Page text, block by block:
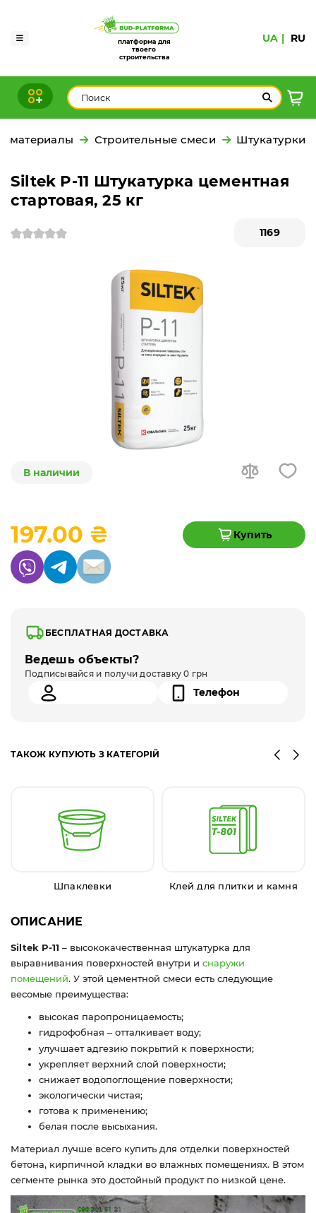
платформа для
твоего
строительства
UA RU
материалы Строительные смеси Штукатурки
Siltek P-11 Штукатурка цементная
стартовая, 25 кг
1169
В наличии
197.00 ₴ Купить
БЕСПЛАТНАЯ ДОСТАВКА
Ведешь объекты?
Подписывайся и получи доставку 0 грн
ТАКОЖ КУПУЮТЬ З КАТЕГОРІЙ
Шпаклевки Клей для плитки и камня
ОПИСАНИЕ
Siltek P-11 – высококачественная штукатурка для
выравнивания поверхностей внутри и снаружи
помещений. У этой цементной смеси есть следующие
весомые преимущества:
высокая паропроницаемость;
гидрофобная –отталкивает воду;
улучшает адгезию покрытий к поверхности;
укрепляет верхний слой поверхности;
снижает водопоглощение поверхности;
экологически чистая;
готова к применению;
белая после высыхания.
Материал лучше всего купить для отделки поверхностей
бетона, кирпичной кладки во влажных помещениях. В этом
сегменте рынка это достойный продукт по низкой цене.